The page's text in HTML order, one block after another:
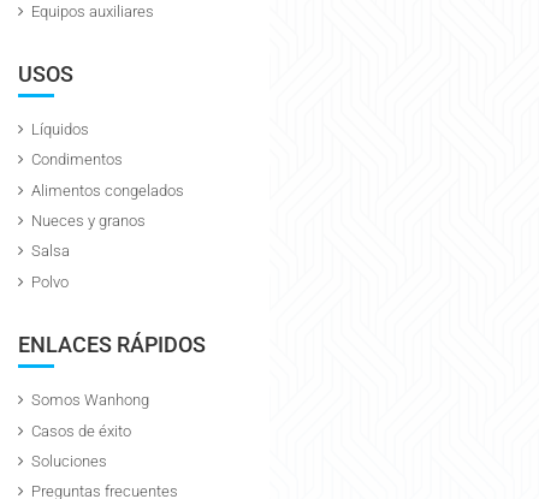
Equipos auxiliares
USOS
Líquidos
Condimentos
Alimentos congelados
Nueces y granos
Salsa
Polvo
ENLACES RÁPIDOS
Somos Wanhong
Casos de éxito
Soluciones
Preguntas frecuentes